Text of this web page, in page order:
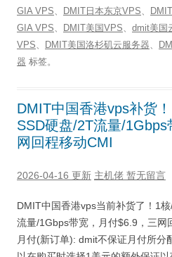
GIA VPS、 DMIT日本东京VPS、
GIA VPS、 DMIT美国VPS、 dmit美国
VPS、 DMIT美国洛杉矶云服务器、
器 标签。
DMIT中国香港vps补货
SSD硬盘/2T流量/
网回程移动CMI
2026-04-16 更新 主机佬 暂无留言
DMIT中国香港vps当前补货了！1
流量/1Gbps带宽，月付$6.9，三网
月付(新订单): dmit不保证月付所分